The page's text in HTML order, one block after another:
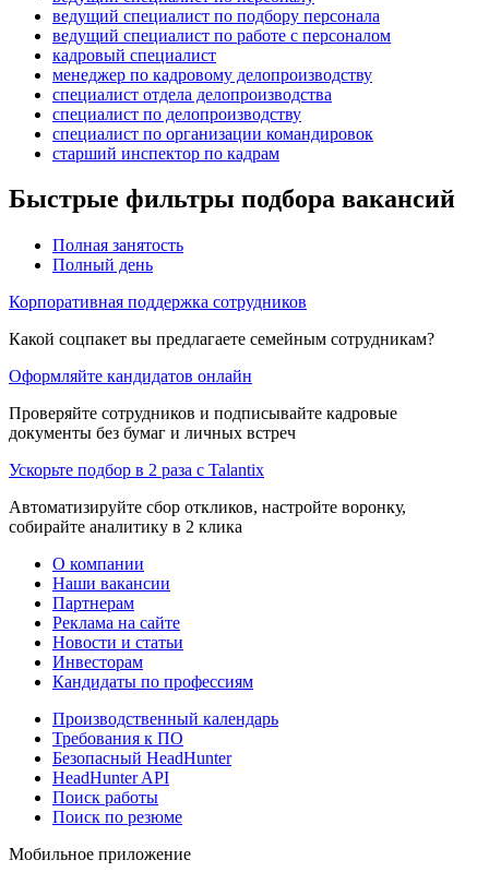
ведущий специалист по подбору персонала
ведущий специалист по работе с персоналом
кадровый специалист
менеджер по кадровому делопроизводству
специалист отдела делопроизводства
специалист по делопроизводству
специалист по организации командировок
старший инспектор по кадрам
Быстрые фильтры подбора вакансий
Полная занятость
Полный день
Корпоративная поддержка сотрудников
Какой соцпакет вы предлагаете семейным сотрудникам?
Оформляйте кандидатов онлайн
Проверяйте сотрудников и подписывайте кадровые
документы без бумаг и личных встреч
Ускорьте подбор в 2 раза с Talantix
Автоматизируйте сбор откликов, настройте воронку,
собирайте аналитику в 2 клика
О компании
Наши вакансии
Партнерам
Реклама на сайте
Новости и статьи
Инвесторам
Кандидаты по профессиям
Производственный календарь
Требования к ПО
Безопасный HeadHunter
HeadHunter API
Поиск работы
Поиск по резюме
Мобильное приложение